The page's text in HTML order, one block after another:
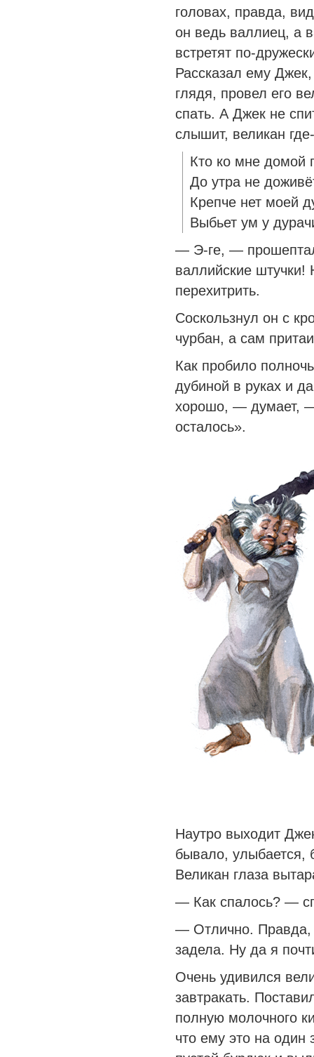
головах, правда,
он ведь валлиец, а
встретят по-
Рассказал ему
глядя, провел его
спать. А Джек не
слышит, великан
Кто ко мне домой
До утра не
Крепче нет моей
Выбьет ум у
— Э-ге, —
валлийские
перехитрить.
Соскользнул он с
чурбан, а сам
Как пробило
дубиной в руках и
хорошо, — думает, —
осталось».
Наутро выходит
бывало, улыбается,
Великан глаза
— Как спалось? —
— Отлично. Правда,
задела. Ну да я
Очень удивился
завтракать.
полную молочного
что ему это на один